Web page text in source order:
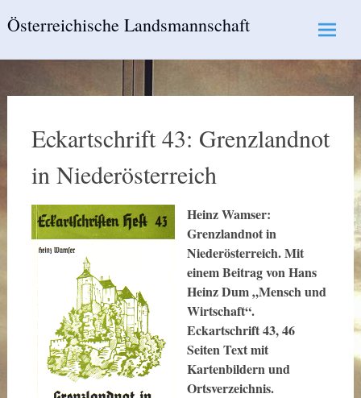
toÖsterreichische Landsmannschaft
Eckartschrift 43: Grenzlandnot
in Niederösterreich
Heinz Wamser:
Grenzlandnot in
Niederösterreich. Mit
einem Beitrag von Hans
Heinz Dum „Mensch und
Wirtschaft“.
Eckartschrift 43, 46
Seiten Text mit
Kartenbildern und
Ortsverzeichnis.